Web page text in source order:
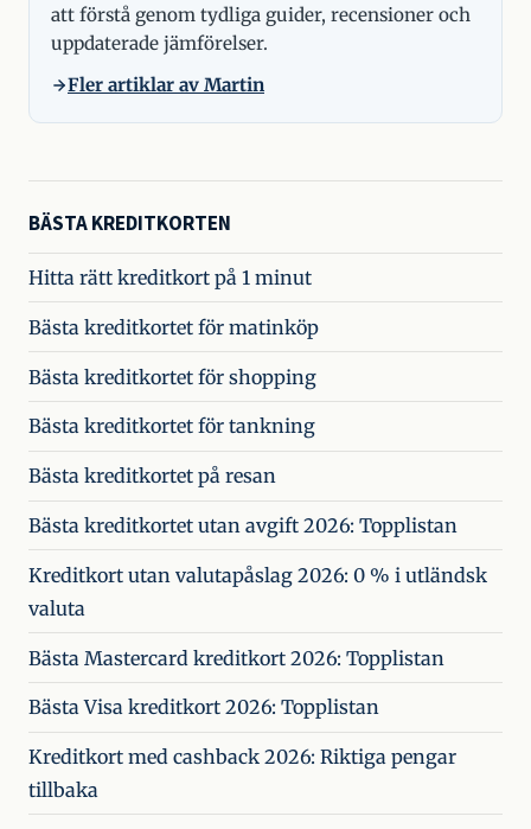
att förstå genom tydliga guider, recensioner och
uppdaterade jämförelser.
Fler artiklar av Martin
BÄSTA KREDITKORTEN
Hitta rätt kreditkort på 1 minut
Bästa kreditkortet för matinköp
Bästa kreditkortet för shopping
Bästa kreditkortet för tankning
Bästa kreditkortet på resan
Bästa kreditkortet utan avgift 2026: Topplistan
Kreditkort utan valutapåslag 2026: 0 % i utländsk
valuta
Bästa Mastercard kreditkort 2026: Topplistan
Bästa Visa kreditkort 2026: Topplistan
Kreditkort med cashback 2026: Riktiga pengar
tillbaka